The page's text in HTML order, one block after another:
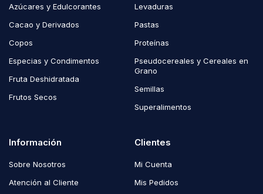
Azúcares y Edulcorantes
Cacao y Derivados
Copos
Especias y Condimentos
Fruta Deshidratada
Frutos Secos
Levaduras
Pastas
Proteínas
Pseudocereales y Cereales en
Grano
Semillas
Superalimentos
Información
Sobre Nosotros
Atención al Cliente
Clientes
Mi Cuenta
Mis Pedidos